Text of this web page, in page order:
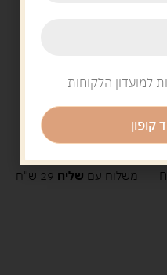
משלוח עם שליח 29 ש"ח
למועדון הלקוחות
קופון